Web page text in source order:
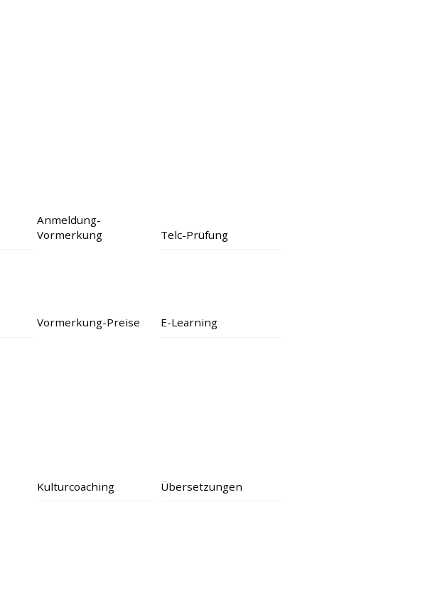
Anmeldung-
Vormerkung
Telc-Prüfung
Vormerkung-Preise E-Learning
Kulturcoaching Übersetzungen